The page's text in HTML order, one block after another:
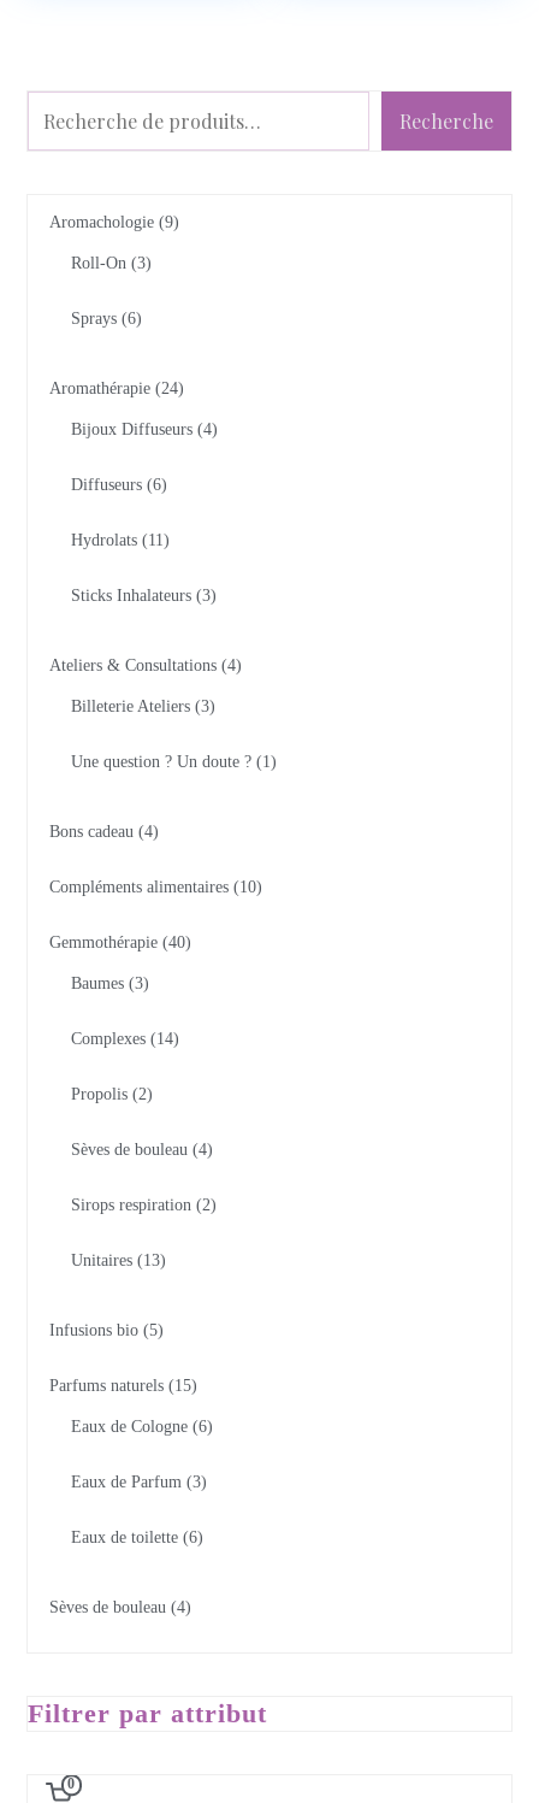
Recherche
Aromachologie 9
Roll-On 3
Sprays 6
Aromathérapie 24
Bijoux Diffuseurs 4
Diffuseurs 6
Hydrolats 11
Sticks Inhalateurs 3
Ateliers & Consultations 4
Billeterie Ateliers 3
Une question ? Un doute ? 1
Bons cadeau 4
Compléments alimentaires 10
Gemmothérapie 40
Baumes 3
Complexes 14
Propolis 2
Sèves de bouleau 4
Sirops respiration 2
Unitaires 13
Infusions bio 5
Parfums naturels 15
Eaux de Cologne 6
Eaux de Parfum 3
Eaux de toilette 6
Sèves de bouleau 4
Filtrer par attribut
0